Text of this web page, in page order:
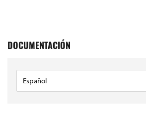
DOCUMENTACIÓN